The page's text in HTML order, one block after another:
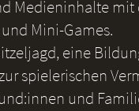
Medieninhalte
Mini-Games.
eine
spielerischen
und